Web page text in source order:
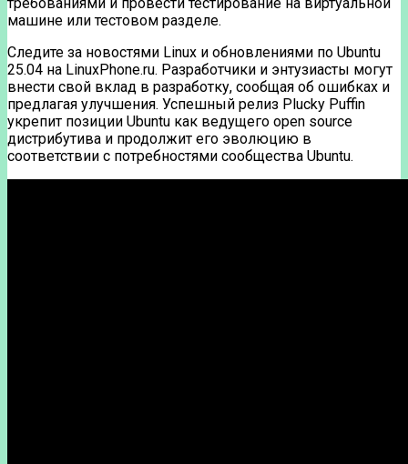
машине или тестовом разделе.
Следите за новостями Linux и обновлениями по Ubuntu
25.04 на LinuxPhone.ru. Разработчики и энтузиасты могут
внести свой вклад в разработку, сообщая об ошибках и
предлагая улучшения. Успешный релиз Plucky Puffin
укрепит позиции Ubuntu как ведущего open source
дистрибутива и продолжит его эволюцию в
соответствии с потребностями сообщества Ubuntu.